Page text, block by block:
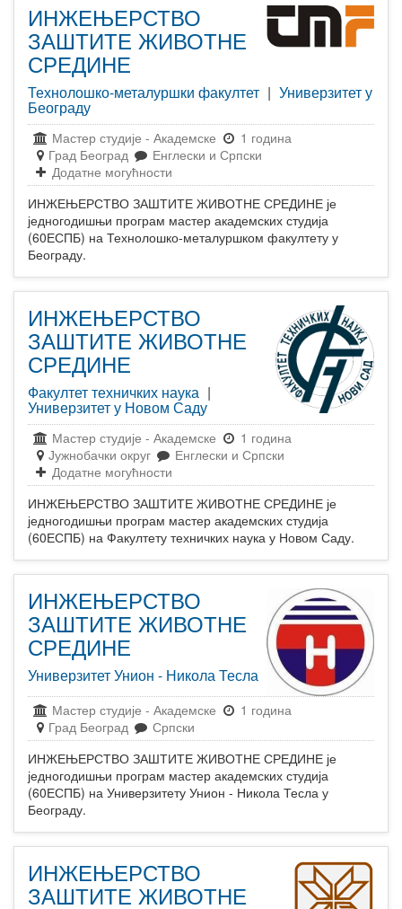
ИНЖЕЊЕРСТВО
ЗАШТИТЕ ЖИВОТНЕ
СРЕДИНЕ
Технолошко-металуршки факултет | Универзитет у
Београду
Мастер студије - Академске
1 година
Град Београд
Енглески и Српски
Додатне могућности
ИНЖЕЊЕРСТВО ЗАШТИТЕ ЖИВОТНЕ СРЕДИНЕ је
једногодишњи програм мастер академских студија
(60ЕСПБ) на Технолошко-металуршком факултету у
Београду.
ИНЖЕЊЕРСТВО
ЗАШТИТЕ ЖИВОТНЕ
СРЕДИНЕ
Факултет техничких наука |
Универзитет у Новом Саду
Мастер студије - Академске
1 година
Јужнобачки округ
Енглески и Српски
Додатне могућности
ИНЖЕЊЕРСТВО ЗАШТИТЕ ЖИВОТНЕ СРЕДИНЕ је
једногодишњи програм мастер академских студија
(60ЕСПБ) на Факултету техничких наука у Новом Саду.
ИНЖЕЊЕРСТВО
ЗАШТИТЕ ЖИВОТНЕ
СРЕДИНЕ
Универзитет Унион - Никола Тесла
Мастер студије - Академске
1 година
Град Београд
Српски
ИНЖЕЊЕРСТВО ЗАШТИТЕ ЖИВОТНЕ СРЕДИНЕ је
једногодишњи програм мастер академских студија
(60ЕСПБ) на Универзитету Унион - Никола Тесла у
Београду.
ИНЖЕЊЕРСТВО
ЗАШТИТЕ ЖИВОТНЕ